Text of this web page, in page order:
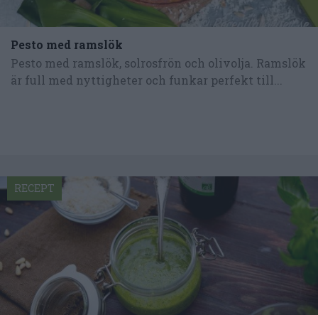
Pesto med ramslök
Pesto med ramslök, solrosfrön och olivolja. Ramslök
är full med nyttigheter och funkar perfekt till...
RECEPT